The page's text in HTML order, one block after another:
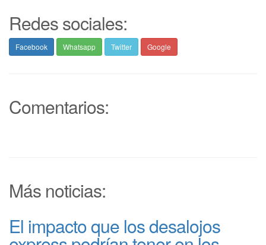
Redes sociales:
Facebook Whatsapp Twitter Google
Comentarios:
Más noticias:
El impacto que los desalojos